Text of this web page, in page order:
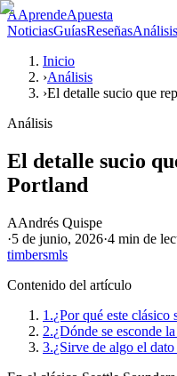
AAprendeApuesta
NoticiasGuíasReseñasAnálisis
Inicio
›Análisis
›El detalle sucio que
Análisis
El detalle sucio
Portland
AAndrés Quispe
·5 de junio, 2026·4 min de
timbersmls
Contenido del artículo
1.¿Por qué este clásico
2.¿Dónde se esconde
3.¿Sirve de algo el